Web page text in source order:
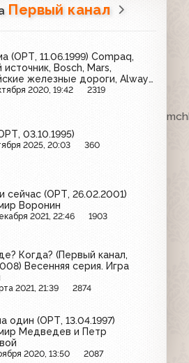
Максим Любушкин
Первый канал
(ОРТ, 11.06.1999) Compaq,
источник, Bosch, Mars,
железные дороги, Always,
Pedigree
2020, 19:42 2319
03.10.1995)
2025, 20:03 360
сейчас (ОРТ, 26.02.2001)
Воронин
2021, 22:46 1903
Когда? (Первый канал,
Весенняя серия. Игра
2021, 21:39 2874
один (ОРТ, 13.04.1997)
Медведев и Петр
2020, 13:50 2087